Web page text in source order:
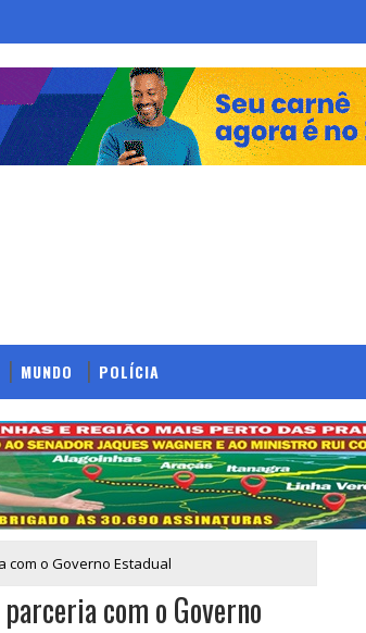
MUNDO POLÍCIA
com o Governo Estadual
com o Governo